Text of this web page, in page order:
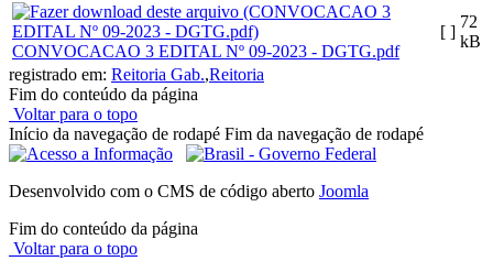
CONVOCACAO 3 EDITAL Nº 09-2023 - DGTG.pdf
[ ]
72
kB
registrado em: Reitoria Gab.,Reitoria
Fim do conteúdo da página
Voltar para o topo
Início da navegação de rodapé Fim da navegação de rodapé
Desenvolvido com o CMS de código aberto Joomla
Fim do conteúdo da página
Voltar para o topo